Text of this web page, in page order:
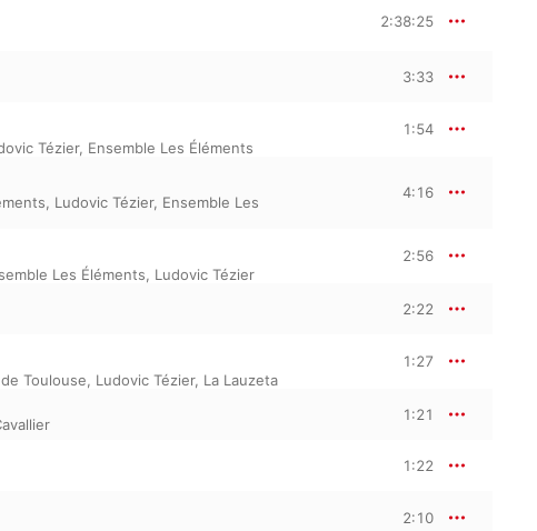
2:38:25
3:33
Tézier, Ensemble Les Éléments
1:54
, Ludovic Tézier, Ensemble Les
4:16
Les Éléments, Ludovic Tézier
2:56
2:22
Toulouse, Ludovic Tézier, La Lauzeta
1:27
1:21
1:22
2:10